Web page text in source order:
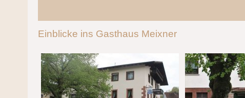
Einblicke ins Gasthaus Meixner